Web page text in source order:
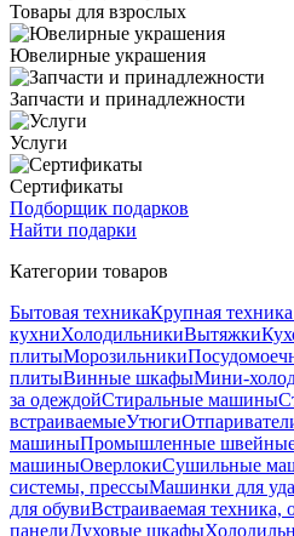
Товары для взрослых
Ювелирные украшения
Запчасти и принадлежности
Услуги
Сертификаты
Подборщик подарков
Найти подарки
Категории товаров
Бытовая техникаКрупная
кухниХолодильникиВытяжки
плитыМорозильники
плитыВинные шкафыМини-
за одеждойСтиральные машины
встраиваемыеУтюги
машиныПромышленные
машиныОверлокиСушильные
системы, прессыМашинки для
для обувиВстраиваемая техника,
панелиДуховые шкафы